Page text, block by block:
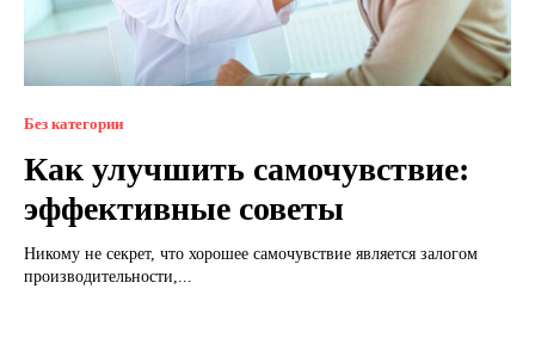
Без категории
Как улучшить самочувствие:
эффективные советы
Никому не секрет, что хорошее самочувствие является залогом
производительности,...